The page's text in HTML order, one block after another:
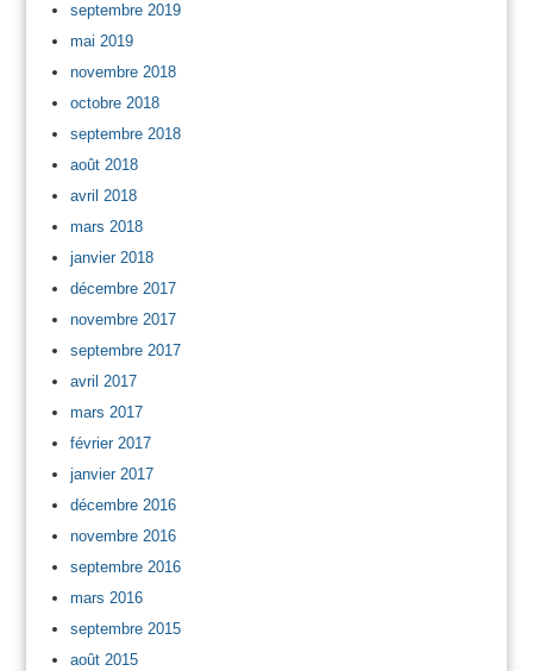
septembre 2019
mai 2019
novembre 2018
octobre 2018
septembre 2018
août 2018
avril 2018
mars 2018
janvier 2018
décembre 2017
novembre 2017
septembre 2017
avril 2017
mars 2017
février 2017
janvier 2017
décembre 2016
novembre 2016
septembre 2016
mars 2016
septembre 2015
août 2015